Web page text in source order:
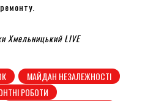
Хмельницький LIVE
МАЙДАН НЕЗАЛЕЖНОСТІ
РОБОТИ